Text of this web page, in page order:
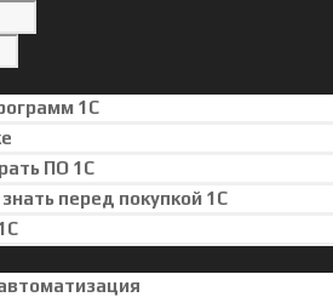
1С
ПО 1С
перед покупкой 1С